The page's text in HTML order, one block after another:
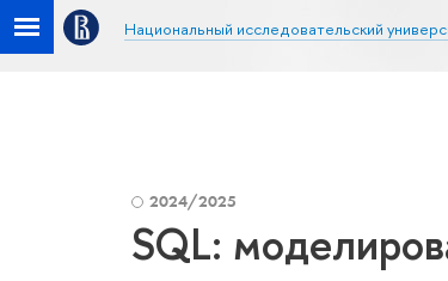
Национальный исследовательский
2024/2025
SQL: